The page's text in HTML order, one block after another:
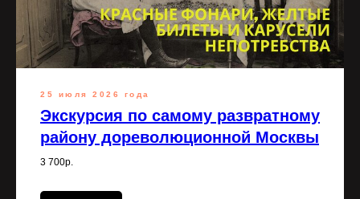
25 июля 2026 года
Экскурсия по самому развратному
району дореволюционной Москвы
3 700р.